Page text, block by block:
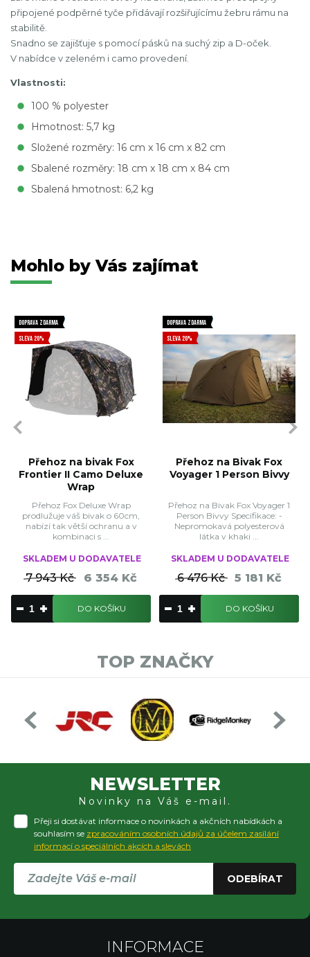
připojené podpěrné tyče přidávají rozšiřujícímu žebru rámu na
stabilitě.
Snadno se zajišťuje s pomocí pásků na suchý zip a D-oček.
V nabídce v zeleném i camo provedení.
Vlastnosti:
100 % polyester
Hmotnost: 5,7 kg
Složené rozměry: 16 cm x 16 cm x 82 cm
Sbalené rozměry: 18 cm x 18 cm x 84 cm
Sbalená hmotnost: 6,2 kg
Mohlo by Vás zajímat
DOPRAVA ZDARMA
SLEVA 20%
Přehoz na bivak Fox
Frontier II Camo Deluxe
Wrap
Přehoz Fox Deluxe Wrap
prodlužuje váš bivak o 60cm,
nabízí tak větší ochranu a v
kombinaci s ...
SKLADEM U DODAVATELE
7 943 Kč 6 354 Kč
DO KOŠÍKU
DOPRAVA ZDARMA
SLEVA 20%
Přehoz na Bivak Fox
Voyager 1 Person Bivvy
Přehoz na Bivak Fox Voyager 1
Person Bivvy Specifikace: -
Nepromokavá polyesterová
látka v khaki ...
SKLADEM U DODAVATELE
6 476 Kč 5 181 Kč
DO KOŠÍKU
TOP ZNAČKY
NEWSLETTER
Novinky na Váš e-mail.
Přeji si dostávat informace o novinkách a akčních nabídkách a
souhlasím se zpracováním osobních údajů za účelem zasílání
informací o speciálních akcích a slevách
ODEBÍRAT
INFORMACE